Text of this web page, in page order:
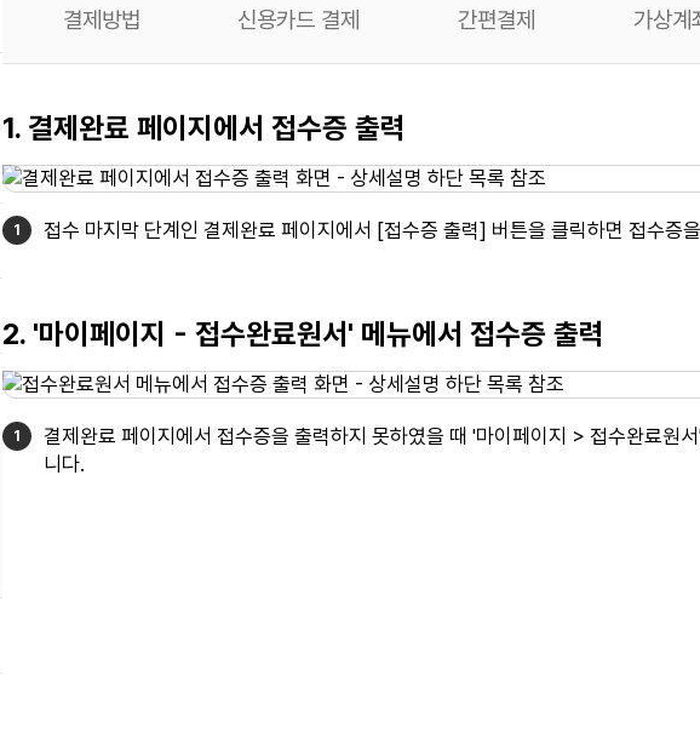
결제방법 신용카드 결제 간편결제 가상계
접수증
출력
1. 결제완료 페이지에서 접수증 출력
접수 마지막 단계인 결제완료 페이지에서 [접수증 출력] 버튼을 클릭하면 접수증
2. '마이페이지 - 접수완료원서' 메뉴에서 접수증 출력
결제완료 페이지에서 접수증을 출력하지 못하였을 때 '마이페이지 > 접수완료원
니다.